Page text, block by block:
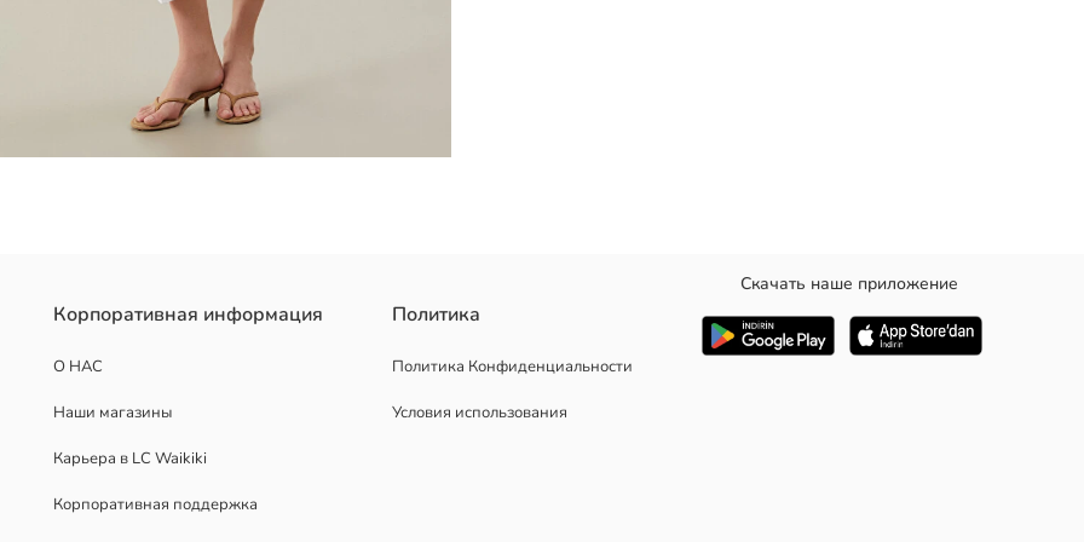
Корпоративная информация
О НАС
Наши магазины
Карьера в LC Waikiki
Корпоративная поддержка
Политика
Политика Конфиденциальности
Условия использования
Скачать наше приложение